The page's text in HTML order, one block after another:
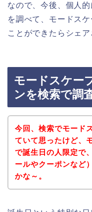
なので、今後、個人
を調べて、モードス
ことができたらシェ
モードスケー
ンを検索で調
今回、検索でモード
ていて思ったけど、
で誕生日の人限定で
ールやクーポンなど
かな～。